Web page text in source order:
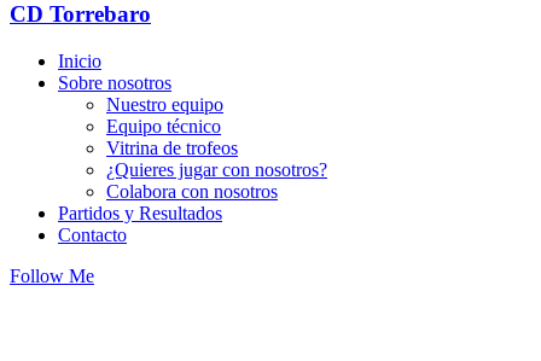
CD Torrebaro
Inicio
Sobre nosotros
Nuestro equipo
Equipo técnico
Vitrina de trofeos
¿Quieres jugar con nosotros?
Colabora con nosotros
Partidos y Resultados
Contacto
Follow Me